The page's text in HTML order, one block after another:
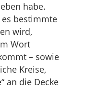
habe.
es bestimmte
wird,
Wort
– sowie
Kreise,
an die Decke